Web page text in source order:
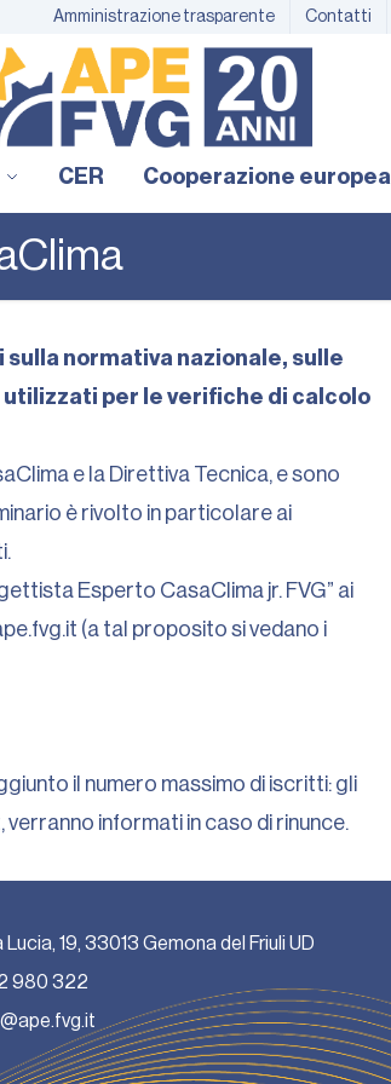
Amministrazione trasparente Contatti
CER Cooperazione europea
sulla normativa nazionale, sulle
per le verifiche di calcolo
e la Direttiva Tecnica, e sono
è rivolto in particolare ai
Esperto CasaClima jr. FVG” ai
(a tal proposito si vedano i
il numero massimo di iscritti: gli
informati in caso di rinunce.
Lucia, 19, 33013 Gemona del Friuli UD
980 322